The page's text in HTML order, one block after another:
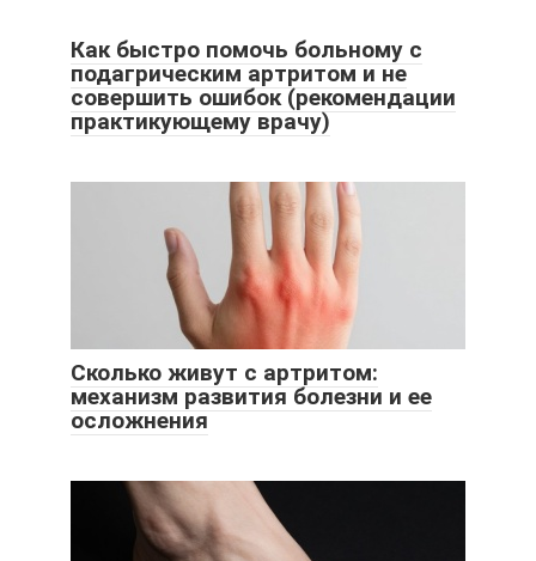
Как быстро помочь больному с
подагрическим артритом и не
совершить ошибок (рекомендации
практикующему врачу)
Сколько живут с артритом:
механизм развития болезни и ее
осложнения